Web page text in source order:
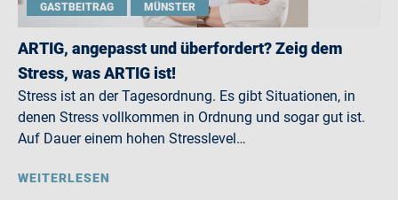
GASTBEITRAG MÜNSTER
ARTIG, angepasst und überfordert? Zeig dem
Stress, was ARTIG ist!
Stress ist an der Tagesordnung. Es gibt Situationen, in
denen Stress vollkommen in Ordnung und sogar gut ist.
Auf Dauer einem hohen Stresslevel…
WEITERLESEN